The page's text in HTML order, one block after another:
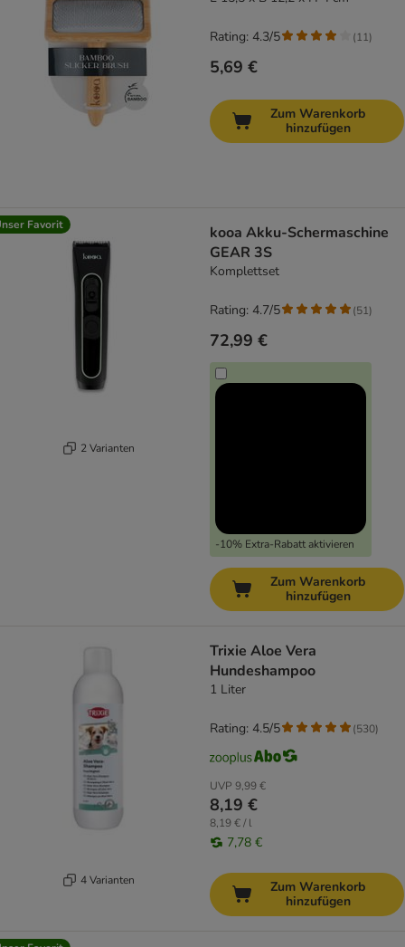
5,69 €
Rating: 4.3/5 (11)
Zum Warenkorb
hinzufügen
Favorit
2 Varianten
kooa Akku-Schermaschine
GEAR 3S
Komplettset
72,99 €
-10% Extra-Rabatt aktivieren
Rating: 4.7/5 (51)
Zum Warenkorb
hinzufügen
4 Varianten
Trixie Aloe Vera
Hundeshampoo
1 Liter
UVP 9,99 €
8,19 €
8,19 € / l
7,78 €
Rating: 4.5/5 (530)
Zum Warenkorb
hinzufügen